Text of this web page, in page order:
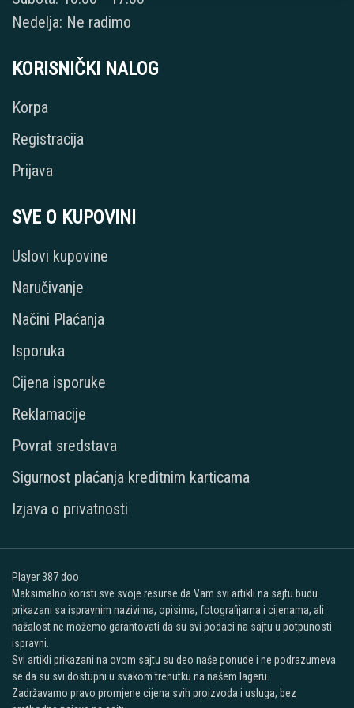
Nedelja: Ne radimo
KORISNIČKI NALOG
Korpa
Registracija
Prijava
SVE O KUPOVINI
Uslovi kupovine
Naručivanje
Načini Plaćanja
Isporuka
Cijena isporuke
Reklamacije
Povrat sredstava
Sigurnost plaćanja kreditnim karticama
Izjava o privatnosti
Player 387 doo
Maksimalno koristi sve svoje resurse da Vam svi artikli na sajtu budu
prikazani sa ispravnim nazivima, opisima, fotografijama i cijenama, ali
nažalost ne možemo garantovati da su svi podaci na sajtu u potpunosti
ispravni.
Svi artikli prikazani na ovom sajtu su deo naše ponude i ne podrazumeva
se da su svi dostupni u svakom trenutku na našem lageru.
Zadržavamo pravo promjene cijena svih proizvoda i usluga, bez